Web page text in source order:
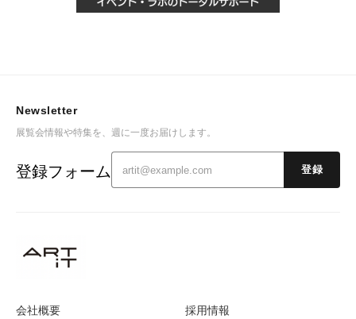
会社概要 採用情報
Newsletter
展覧会情報や特集を、週に一度お届けします。
登録フォーム 登録